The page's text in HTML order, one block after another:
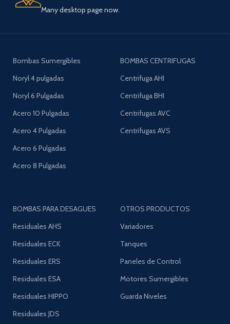
Many desktop page now.
Bombas Sumergibles
Noryl 4 pulgadas
Noryl 6 Pulgadas
Acero 10 Pulgadas
Acero 4 Pulgadas
Acero 6 Pulgadas
Acero 8 Pulgadas
BOMBAS CENTRIFUGAS
Centrifuga AHI
Centrifuga BHI
Centrifugas AVC
Centrifugas AVS
BOMBAS PARA DESAGUES
Residuales AHS
Residuales ECK
Residuales ERS
Residuales ESA
Residuales HIPPO
Residuales JDS
OTROS PRODUCTOS
Variadores
Tanques
Paneles de Control
Motores Sumergibles
Guarda Niveles